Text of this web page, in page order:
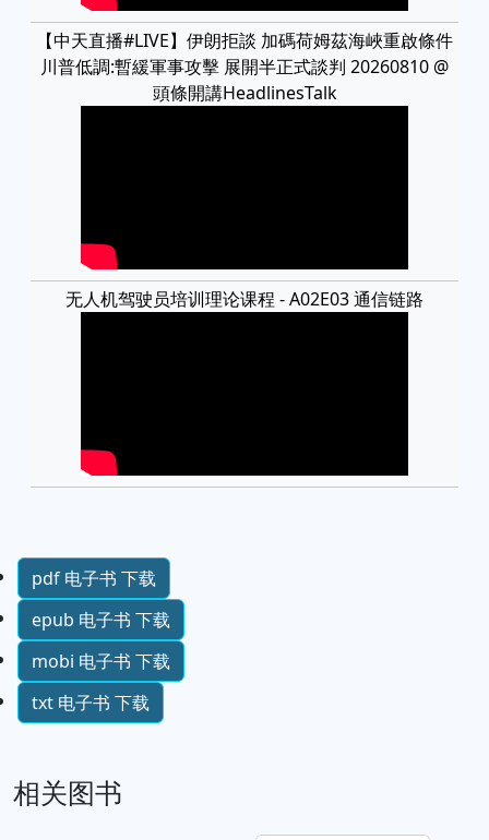
【中天直播#LIVE】伊朗拒談 加碼荷姆茲海峽重啟條件
川普低調:暫緩軍事攻擊 展開半正式談判 20260810 @
頭條開講HeadlinesTalk
无人机驾驶员培训理论课程 - A02E03 通信链路
pdf 电子书 下载
epub 电子书 下载
mobi 电子书 下载
txt 电子书 下载
相关图书